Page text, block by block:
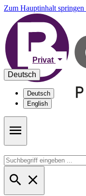
Zum Hauptinhalt springen
Privat
Deutsch
Deutsch
English